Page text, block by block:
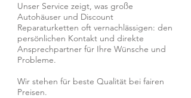
Unser Service zeigt, was große
Autohäuser und Discount
Reparaturketten oft vernachlässigen: den
persönlichen Kontakt und direkte
Ansprechpartner für Ihre Wünsche und
Probleme.
Wir stehen für beste Qualität bei fairen
Preisen.